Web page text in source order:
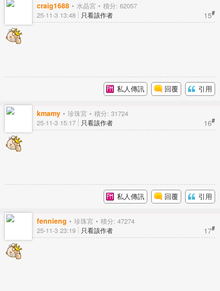
craig1688 水晶宮 積分: 62057
15#
25-11-3 13:48 只看該作者
私人傳訊 回覆 引用
kmamy 珍珠宮 積分: 31724
16#
25-11-3 15:17 只看該作者
私人傳訊 回覆 引用
fennieng 珍珠宮 積分: 47274
17#
25-11-3 23:19 只看該作者